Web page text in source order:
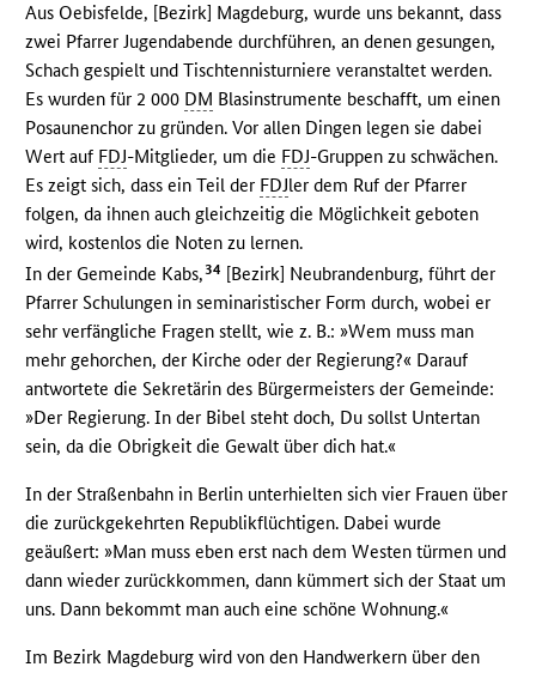
Aus Oebisfelde, [Bezirk] Magdeburg, wurde uns bekannt, dass
zwei Pfarrer Jugendabende durchführen, an denen gesungen,
Schach gespielt und Tischtennisturniere veranstaltet werden.
Es wurden für 2 000 DM Blasinstrumente beschafft, um einen
Posaunenchor zu gründen. Vor allen Dingen legen sie dabei
Wert auf FDJ-Mitglieder, um die FDJ-Gruppen zu schwächen.
Es zeigt sich, dass ein Teil der FDJler dem Ruf der Pfarrer
folgen, da ihnen auch gleichzeitig die Möglichkeit geboten
wird, kostenlos die Noten zu lernen.
In der Gemeinde Kabs,34 [Bezirk] Neubrandenburg, führt der
Pfarrer Schulungen in seminaristischer Form durch, wobei er
sehr verfängliche Fragen stellt, wie z. B.: »Wem muss man
mehr gehorchen, der Kirche oder der Regierung?« Darauf
antwortete die Sekretärin des Bürgermeisters der Gemeinde:
»Der Regierung. In der Bibel steht doch, Du sollst Untertan
sein, da die Obrigkeit die Gewalt über dich hat.«
In der Straßenbahn in Berlin unterhielten sich vier Frauen über
die zurückgekehrten Republikflüchtigen. Dabei wurde
geäußert: »Man muss eben erst nach dem Westen türmen und
dann wieder zurückkommen, dann kümmert sich der Staat um
uns. Dann bekommt man auch eine schöne Wohnung.«
Im Bezirk Magdeburg wird von den Handwerkern über den